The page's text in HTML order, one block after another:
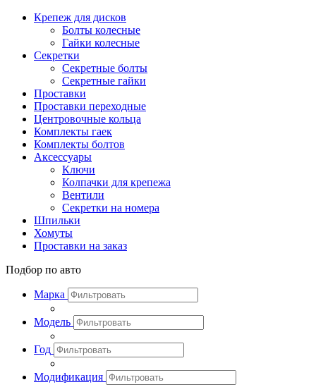
Крепеж для дисков
Болты колесные
Гайки колесные
Секретки
Секретные болты
Секретные гайки
Проставки
Проставки переходные
Центровочные кольца
Комплекты гаек
Комплекты болтов
Аксессуары
Ключи
Колпачки для крепежа
Вентили
Секретки на номера
Шпильки
Хомуты
Проставки на заказ
Подбор по авто
Марка
Модель
Год
Модификация